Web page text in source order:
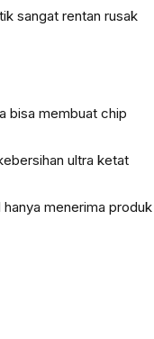
sangat rentan rusak
bisa membuat chip
ultra ketat
menerima produk